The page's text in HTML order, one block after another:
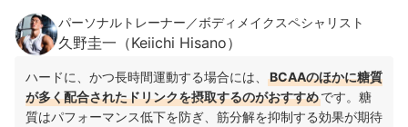
パーソナルトレーナー／ボディメイクスペシャリスト
久野圭一（Keiichi Hisano）
ハードに、かつ長時間運動する場合には、
BCAAのほかに糖質
が多く配合されたドリンクを摂取するのがおすすめです。 糖
質はパフォーマンス低下を防ぎ、筋分解を抑制する効果が期待